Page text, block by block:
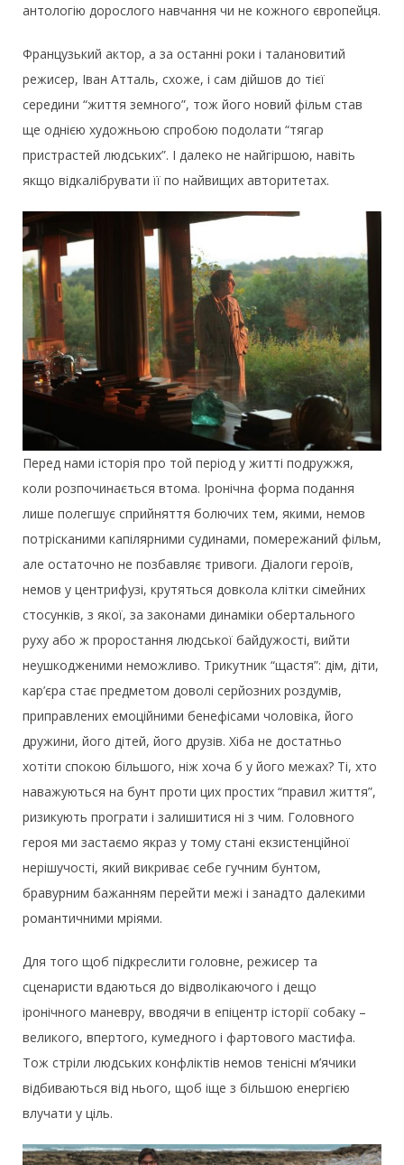
антологію дорослого навчання чи не кожного європейця.
Французький актор, а за останні роки і талановитий
режисер, Іван Атталь, схоже, і сам дійшов до тієї
середини “життя земного”, тож його новий фільм став
ще однією художньою спробою подолати “тягар
пристрастей людських”. І далеко не найгіршою, навіть
якщо відкалібрувати її по найвищих авторитетах.
Перед нами історія про той період у житті подружжя,
коли розпочинається втома. Іронічна форма подання
лише полегшує сприйняття болючих тем, якими, немов
потрісканими капілярними судинами, помережаний фільм,
але остаточно не позбавляє тривоги. Діалоги героїв,
немов у центрифузі, крутяться довкола клітки сімейних
стосунків, з якої, за законами динаміки обертального
руху або ж проростання людської байдужості, вийти
неушкодженими неможливо. Трикутник “щастя”: дім, діти,
кар’єра стає предметом доволі серйозних роздумів,
приправлених емоційними бенефісами чоловіка, його
дружини, його дітей, його друзів. Хіба не достатньо
хотіти спокою більшого, ніж хоча б у його межах? Ті, хто
наважуються на бунт проти цих простих “правил життя”,
ризикують програти і залишитися ні з чим. Головного
героя ми застаємо якраз у тому стані екзистенційної
нерішучості, який викриває себе гучним бунтом,
бравурним бажанням перейти межі і занадто далекими
романтичними мріями.
Для того щоб підкреслити головне, режисер та
сценаристи вдаються до відволікаючого і дещо
іронічного маневру, вводячи в епіцентр історії собаку –
великого, впертого, кумедного і фартового мастифа.
Тож стріли людських конфліктів немов тенісні м’ячики
відбиваються від нього, щоб іще з більшою енергією
влучати у ціль.